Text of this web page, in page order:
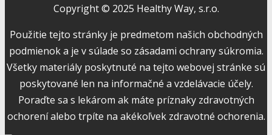
Copyright © 2025 Healthy Way, s.r.o.
Použitie tejto stránky je predmetom našich obchodných
podmienok a je v súlade so zásadami ochrany súkromia.
Všetky materiály poskytnuté na tejto webovej stránke sú
poskytované len na informačné a vzdelávacie účely.
Poraďte sa s lekárom ak máte príznaky zdravotných
ochorení alebo trpíte na akékoľvek zdravotné ochorenia.